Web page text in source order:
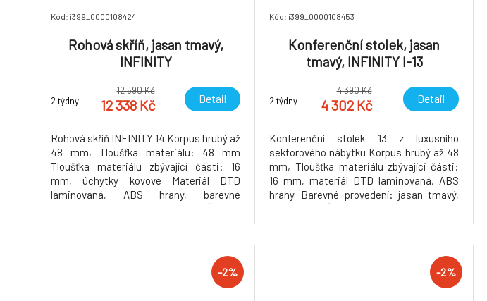
Kód: i399_0000108424
Rohová skříň, jasan tmavý,
INFINITY
2 týdny
12 590 Kč
12 338 Kč Detail
Rohová skříň INFINITY 14 Korpus hrubý až
48 mm, Tloušťka materiálu: 48 mm
Tloušťka materiálu zbývající části: 16
mm, úchytky kovové Materiál DTD
laminovaná, ABS hrany, barevné
Kód: i399_0000108453
Konferenční stolek, jasan
tmavý, INFINITY I-13
2 týdny
4 390 Kč
4 302 Kč Detail
Konferenční stolek 13 z luxusního
sektorového nábytku Korpus hrubý až 48
mm, Tloušťka materiálu zbývající části:
16 mm, materiál DTD laminovaná, ABS
hrany. Barevné provedení: jasan tmavý,
-2% -2%